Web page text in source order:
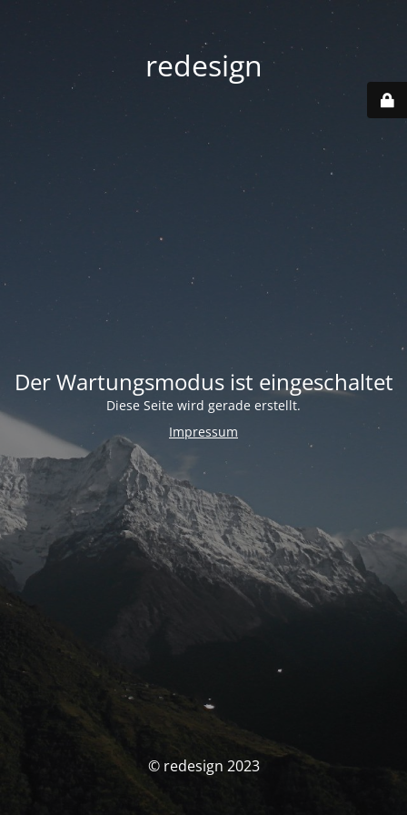
redesign
Der Wartungsmodus ist eingeschaltet
Diese Seite wird gerade erstellt.
Impressum
© redesign 2023